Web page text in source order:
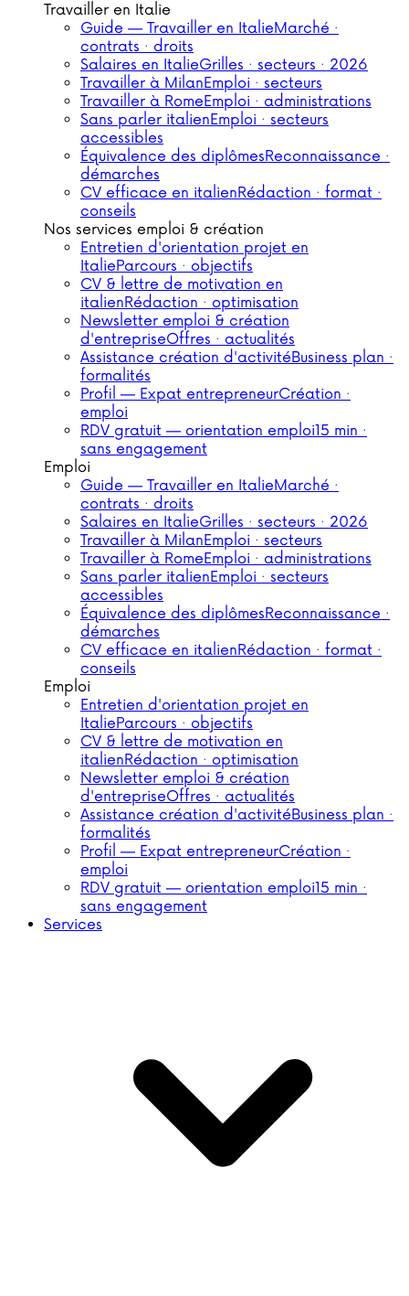
Travailler en Italie
Guide — Travailler en ItalieMarché ·
contrats · droits
Salaires en ItalieGrilles · secteurs · 2026
Travailler à MilanEmploi · secteurs
Travailler à RomeEmploi · administrations
Sans parler italienEmploi · secteurs
accessibles
Équivalence des diplômesReconnaissance ·
démarches
CV efficace en italienRédaction · format ·
conseils
Nos services emploi & création
Entretien d'orientation projet en
ItalieParcours · objectifs
CV & lettre de motivation en
italienRédaction · optimisation
Newsletter emploi & création
d'entrepriseOffres · actualités
Assistance création d'activitéBusiness plan ·
formalités
Profil — Expat entrepreneurCréation ·
emploi
RDV gratuit — orientation emploi15 min ·
sans engagement
Emploi
Guide — Travailler en ItalieMarché ·
contrats · droits
Salaires en ItalieGrilles · secteurs · 2026
Travailler à MilanEmploi · secteurs
Travailler à RomeEmploi · administrations
Sans parler italienEmploi · secteurs
accessibles
Équivalence des diplômesReconnaissance ·
démarches
CV efficace en italienRédaction · format ·
conseils
Emploi
Entretien d'orientation projet en
ItalieParcours · objectifs
CV & lettre de motivation en
italienRédaction · optimisation
Newsletter emploi & création
d'entrepriseOffres · actualités
Assistance création d'activitéBusiness plan ·
formalités
Profil — Expat entrepreneurCréation ·
emploi
RDV gratuit — orientation emploi15 min ·
sans engagement
Services